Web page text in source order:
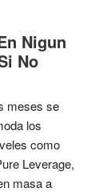
Nigun
No
meses se
los
como
Leverage,
masa a